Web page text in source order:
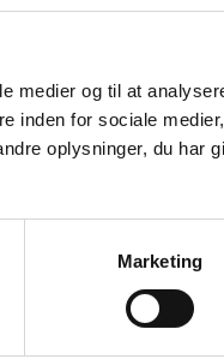
medier og til at
inden for sociale medier,
oplysninger, du har
Marketing
ikke længere er
en generel
og alderssegment
om ”Cookies”